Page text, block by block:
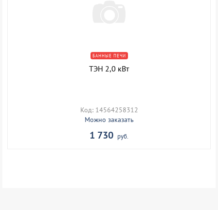
БАННЫЕ ПЕЧИ
ТЭН 2,0 кВт
Код: 14564258312
Можно заказать
1 730 руб.